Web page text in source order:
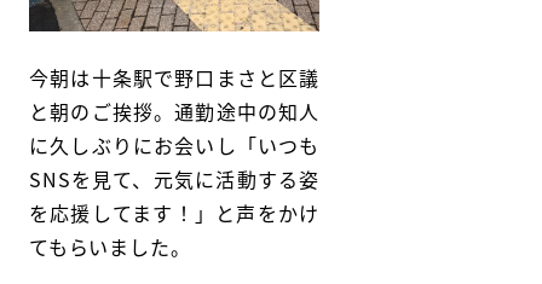
今朝は十条駅で野口まさと区議
と朝のご挨拶。通勤途中の知人
に久しぶりにお会いし「いつも
SNSを見て、元気に活動する姿
を応援してます！」と声をかけ
てもらいました。